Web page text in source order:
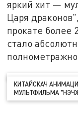
яркий хит —
Царя
прокате более
стало
КИТАЙСКАЧ
МУЛЬТФИЛЬМА